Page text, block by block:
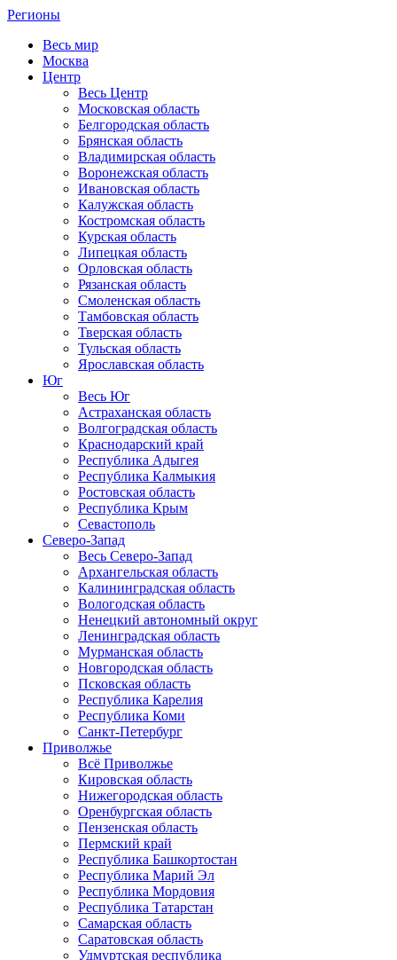
Регионы
Весь мир
Москва
Центр
Весь Центр
Московская область
Белгородская область
Брянская область
Владимирская область
Воронежская область
Ивановская область
Калужская область
Костромская область
Курская область
Липецкая область
Орловская область
Рязанская область
Смоленская область
Тамбовская область
Тверская область
Тульская область
Ярославская область
Юг
Весь Юг
Астраханская область
Волгоградская область
Краснодарский край
Республика Адыгея
Республика Калмыкия
Ростовская область
Республика Крым
Севастополь
Северо-Запад
Весь Северо-Запад
Архангельская область
Калининградская область
Вологодская область
Ненецкий автономный округ
Ленинградская область
Мурманская область
Новгородская область
Псковская область
Республика Карелия
Республика Коми
Санкт-Петербург
Приволжье
Всё Приволжье
Кировская область
Нижегородская область
Оренбургская область
Пензенская область
Пермский край
Республика Башкортостан
Республика Марий Эл
Республика Мордовия
Республика Татарстан
Самарская область
Саратовская область
Удмуртская республика